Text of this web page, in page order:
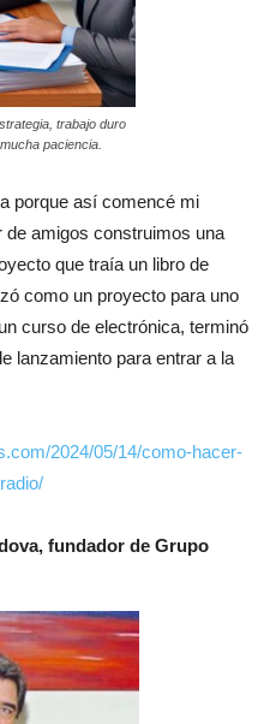
trabajo duro
paciencia.
porque así comencé mi
de amigos construimos una
que traía un libro de
como un proyecto para uno
curso de electrónica, terminó
lanzamiento para entrar a la
2024/05/14/como-hacer-
fundador de Grupo